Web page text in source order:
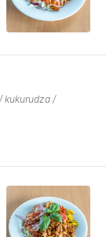
kukurudza /